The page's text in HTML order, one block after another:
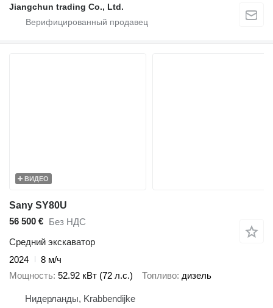
Jiangchun trading Co., Ltd.
ВИДЕО
Sany SY80U
56 500 € Без НДС
Средний экскаватор
2024
8 м/ч
Мощность 52.92 кВт (72 л.с.) Топливо дизель
Нидерланды, Krabbendijke